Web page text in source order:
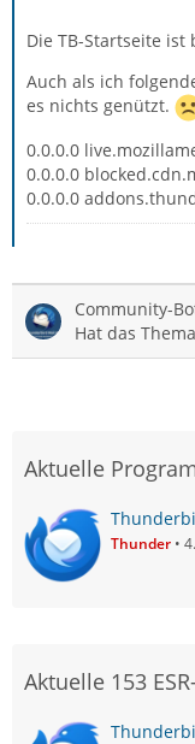
Die TB-Startseite
Auch als ich
es nichts genützt.
0.0.0.0
0.0.0.0
0.0.0.0
Community-
Hat das
Aktuelle
Thunder
Aktuelle 153